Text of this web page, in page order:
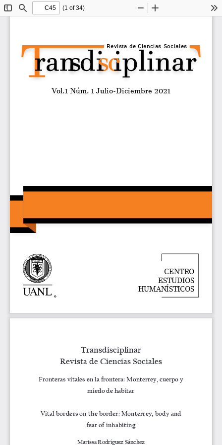
ToggleFind
(1 of 34)
Zoom
Revista de Ciencias Sociales
Vol.1 Núm. 1 Julio-Diciembre 2021
R
CENTRO
ESTUDIOS
HUMANÍSTICOS
Transdisciplinar
Revista de Ciencias Sociales
Fronteras vitales en la frontera: Monterrey, cuerpo y
miedo de habitar
Vital borders on the border: Monterrey, body and
fear of inhabiting
Marissa Rodríguez Sánchez